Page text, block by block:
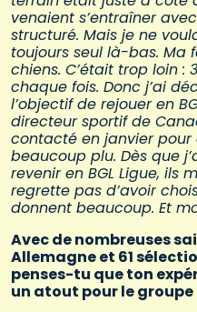
venaient s’entraîner
structuré. Mais je ne
toujours seul là-bas. Ma
chiens. C’était trop loin :
chaque fois. Donc j’ai
l’objectif de rejouer en
directeur sportif de
contacté en janvier pour
beaucoup plu. Dès que
revenir en BGL Ligue, ils
regrette pas d’avoir
donnent beaucoup. Et
Avec de nombreuses
Allemagne et 61
penses-tu que ton
un atout pour le groupe